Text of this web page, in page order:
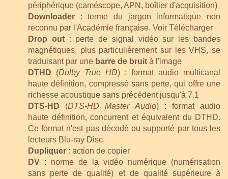
périphérique (caméscope, APN, boîtier d'acquisition)
Downloader : terme du jargon informatique non
reconnu par l'Académie française. Voir Télécharger
Drop out: perte de signal vidéo sur les bandes
magnétiques, plus particulièrement sur les VHS, se
traduisant par une barre de bruit à l'image
DTHD (Dolby True HD) : format audio multicanal
haute définition, compressé sans perte, qui offre une
richesse acoustique sans précédent jusqu'à 7.1
DTS-HD (DTS-HD Master Audio) : format audio
haute définition, concurrent et équivalent du DTHD.
Ce format n'est pas décodé ou supporté par tous les
lecteurs Blu-ray Disc.
Dupliquer : action de copier
DV : norme de la vidéo numérique (numérisation
sans perte de qualité) et de qualité supérieure à